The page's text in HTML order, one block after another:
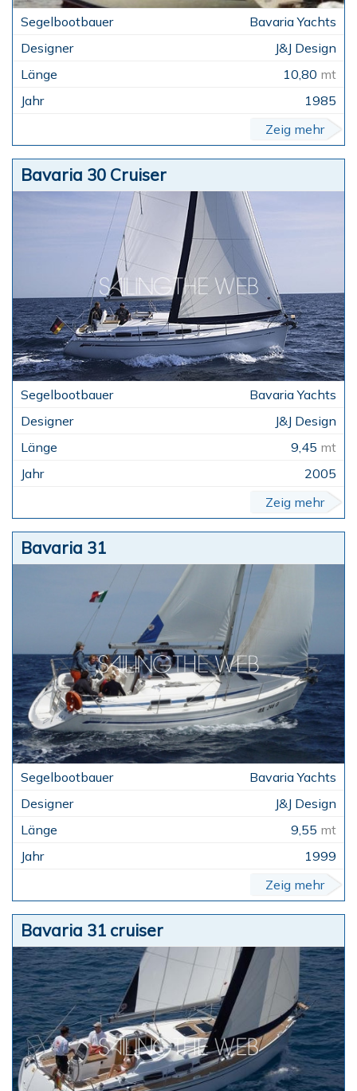
Bavaria Yachts
J&J Design
10,80 mt
1985
Zeig mehr
Bavaria 30 Cruiser
Bavaria Yachts
J&J Design
9,45 mt
2005
Zeig mehr
Bavaria 31
Bavaria Yachts
J&J Design
9,55 mt
1999
Zeig mehr
Bavaria 31 cruiser